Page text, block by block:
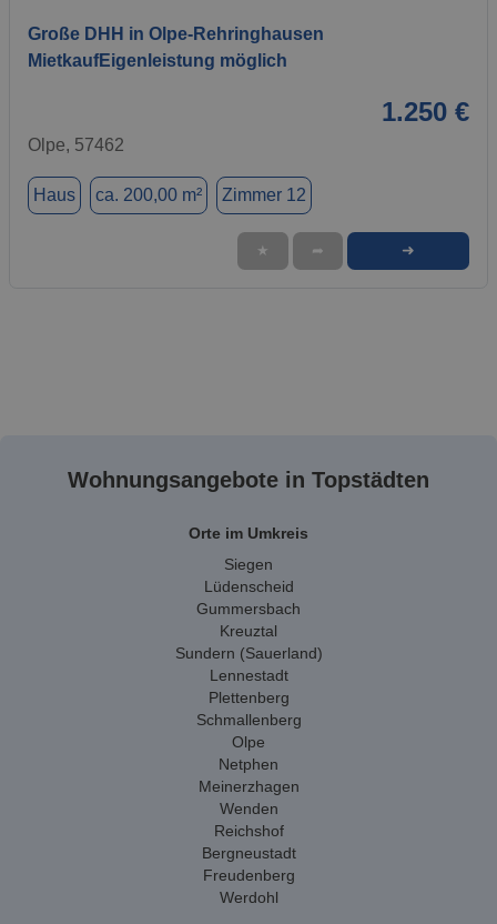
Große DHH in Olpe-Rehringhausen
MietkaufEigenleistung möglich
1.250 €
Olpe, 57462
Haus ca. 200,00 m² Zimmer 12
★ ➦ ➜
Wohnungsangebote in Topstädten
Orte im Umkreis
Siegen
Lüdenscheid
Gummersbach
Kreuztal
Sundern (Sauerland)
Lennestadt
Plettenberg
Schmallenberg
Olpe
Netphen
Meinerzhagen
Wenden
Reichshof
Bergneustadt
Freudenberg
Werdohl